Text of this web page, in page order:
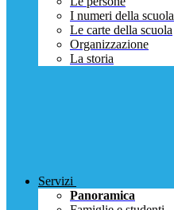
I numeri della scuola
Le carte della scuola
Organizzazione
La storia
Servizi
Panoramica